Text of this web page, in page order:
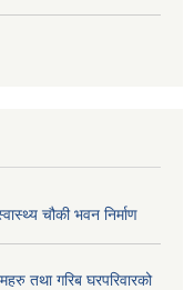
चौकी भवन निर्माण
तथा गरिब घरपरिवारको